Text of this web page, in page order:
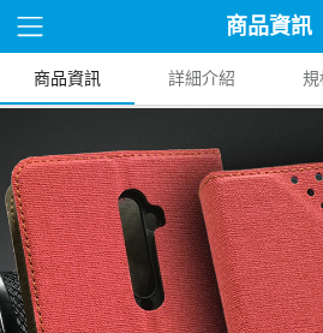
商品資訊
商品資訊 詳細介紹 規